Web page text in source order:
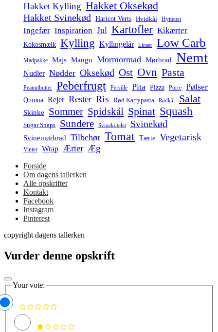
Hakket Kylling Hakket Oksekød
Hakket Svinekød Haricot Verts Hvidkål Hytteost
Ingefær Inspiration Jul Kartofler Kikærter
Kokosmælk Kylling Kyllingelår Linser Low Carb
Madpakke Majs Mango Mormormad Mørbrad Nemt
Nudler Nødder Oksekød Ost Ovn Pasta
Peanutbutter Peberfrugt Persille Pita Pizza Porre Pølser
Quinoa Rejer Rester Ris Rød Karrypasta Rødkål Salat
Skinke Sommer Spidskål Spinat Squash
Sugar Snaps Sundere Svinekotelet Svinekød
Svinemørbrad Tilbehør Tomat Tærte Vegetarisk
Vinter Wrap Ærter Æg
Forside
Om dagens tallerken
Alle opskrifter
Kontakt
Facebook
Instagram
Pinterest
copyright dagens tallerken
Vurder denne opskrift
Your vote: